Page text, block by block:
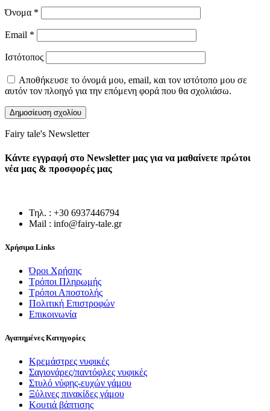
Όνομα *
Email *
Ιστότοπος
Αποθήκευσε το όνομά μου, email, και τον ιστότοπο μου σε
αυτόν τον πλοηγό για την επόμενη φορά που θα σχολιάσω.
Fairy tale's Newsletter
Κάντε εγγραφή στο Newsletter μας για να μαθαίνετε πρώτοι
νέα μας & προσφορές μας
Τηλ. : +30 6937446794
Mail : info@fairy-tale.gr
Χρήσιμα Links
Όροι Χρήσης
Τρόποι Πληρωμής
Τρόποι Αποστολής
Πολιτική Επιστροφών
Επικοινωνία
Αγαπημένες Κατηγορίες
Κρεμάστρες νυφικές
Σαγιονάρες/παντόφλες νυφικές
Στυλό νύφης-ευχών γάμου
Ξύλινες πινακίδες γάμου
Κουτιά βάπτισης